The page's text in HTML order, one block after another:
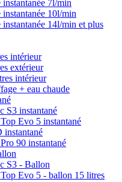
7l/min
10l/min
14l/min et plus
intérieur
extérieur
intérieur
+ eau chaude
S3 instantané
Evo 5 instantané
90 instantané
S3 - Ballon
Evo 5 - ballon 15 litres